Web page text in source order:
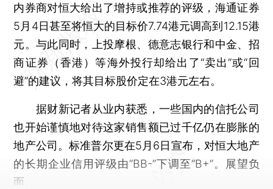
内券商对恒大给出了增持或推荐的评级，海通证券
5月4日甚至将恒大的目标价7.74港元调高到12.15港
元。与此同时，上投摩根、德意志银行和中金、招
商证券（香港）等海外投行却给出了“卖出”或“回
避”的建议，将其目标股价定在3港元左右。
据财新记者从业内获悉，一些国内的信托公司
也开始谨慎地对待这家销售额已过千亿仍在膨胀的
地产公司。标准普尔更在5月6日宣布，对恒大地产
的长期企业信用评级由“BB-”下调至“B+”。展望负
面。